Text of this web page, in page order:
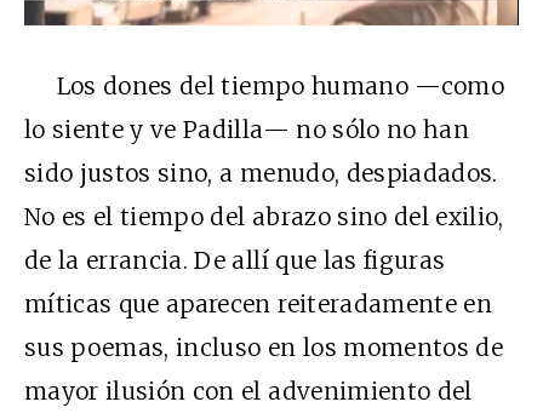
Los dones del tiempo humano —como
lo siente y ve Padilla— no sólo no han
sido justos sino, a menudo, despiadados.
No es el tiempo del abrazo sino del exilio,
de la errancia. De allí que las figuras
míticas que aparecen reiteradamente en
sus poemas, incluso en los momentos de
mayor ilusión con el advenimiento del